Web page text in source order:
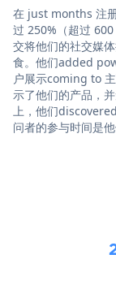
在 just months 注
过 250%（超过
交将他们的社交媒
食。他们added
户展示coming to
示了他们的产品，
上，他们
问者的参与时间是